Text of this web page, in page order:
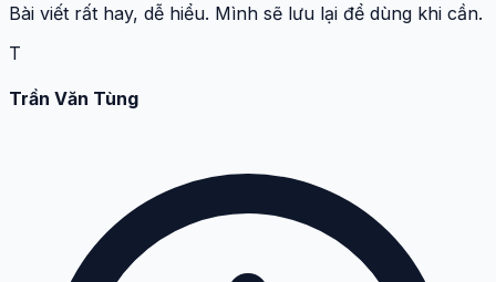
Bài viết rất hay, dễ hiểu. Mình sẽ lưu lại để dùng khi cần.
T
Trần Văn Tùng